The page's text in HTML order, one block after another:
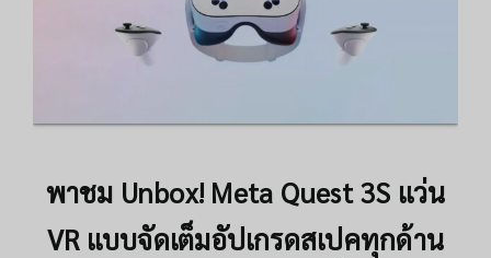
พาชม Unbox! Meta Quest 3S แว่น
VR แบบจัดเต็มอัปเกรดสเปคทุกด้าน